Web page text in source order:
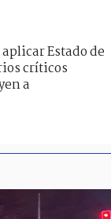
Estado de
críticos
a